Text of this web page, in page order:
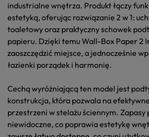
industrialne wnętrza. Produkt łączy
estetyką, oferując rozwiązanie 2 w 1:
toaletowy oraz praktyczny schowek
papieru. Dzięki temu Wall-Box Paper 2
zaoszczędzić miejsce, a jednocześnie
łazienki porządek i harmonię.
Cechą wyróżniającą ten model jest
konstrukcja, która pozwala na
przestrzeni w stelażu ściennym. Zapasy
niewidoczne, co poprawia estetykę